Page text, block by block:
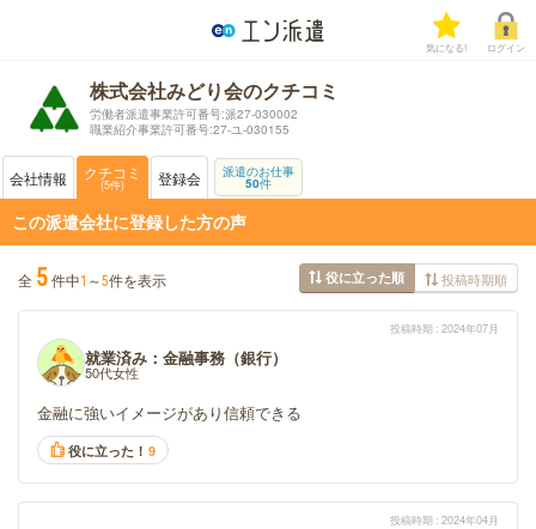
気になる! ログイン
株式会社みどり会のクチコミ
労働者派遣事業許可番号:派27-030002
職業紹介事業許可番号:27-ユ-030155
会社情報 クチコミ
5件 登録会 派遣のお仕事
50件
この派遣会社に登録した方の声
全 5件中1 ～5件を表示 役に立った順 投稿時期順
投稿時期 2024年07月
就業済み：金融事務（銀行）
50代女性
金融に強いイメージがあり信頼できる
役に立った！ 9
投稿時期 2024年04月